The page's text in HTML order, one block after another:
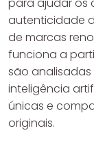
para ajudar os
autenticidade
de marcas
funciona a
são
inteligência
únicas e
originais.